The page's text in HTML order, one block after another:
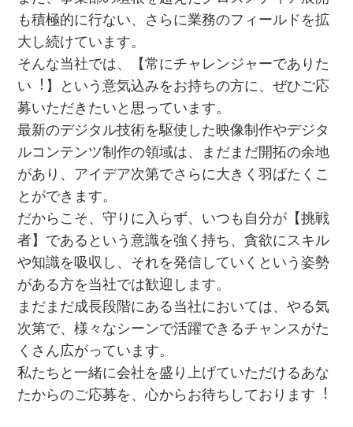
も積極的に⾏ない、さらに業務のフィールドを拡
⼤し続けています。
そんな当社では、【常にチャレンジャーでありた
い︕】という意気込みをお持ちの⽅に、ぜひご応
募いただきたいと思っています。
最新のデジタル技術を駆使した映像制作やデジタ
ルコンテンツ制作の領域は、まだまだ開拓の余地
があり、アイデア次第でさらに⼤きく⽻ばたくこ
とができます。
だからこそ、守りに⼊らず、いつも⾃分が【挑戦
者】であるという意識を強く持ち、貪欲にスキル
や知識を吸収し、それを発信していくという姿勢
がある⽅を当社では歓迎します。
まだまだ成⻑段階にある当社においては、やる気
次第で、様々なシーンで活躍できるチャンスがた
くさん広がっています。
私たちと⼀緒に会社を盛り上げていただけるあな
たからのご応募を、⼼からお待ちしております︕